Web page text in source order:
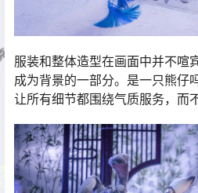
服装和整体造型在画面中并不喧
成为背景的一部分。是一只熊仔
让所有细节都围绕气质服务，而